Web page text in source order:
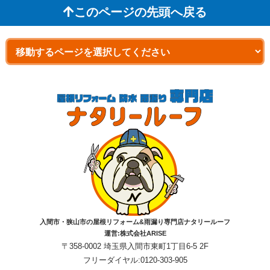
このページの先頭へ戻る
入間市・狭山市の屋根リフォーム&雨漏り専門店ナタリールーフ
運営:株式会社ARISE
〒358-0002 埼玉県入間市東町1丁目6-5 2F
フリーダイヤル:0120-303-905